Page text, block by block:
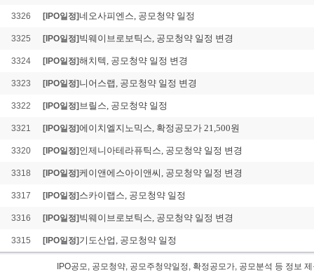
3326 [IPO일정]네오사피엔스, 공모청약 일정
3325 [IPO일정] 빅웨이브로보틱스, 공모청약 일정 변경
3324 [IPO일정]해치텍, 공모청약 일정 변경
3323 [IPO일정] 니어스랩, 공모청약 일정 변경
3322 [IPO일정] 브릴스, 공모청약 일정
3321 [IPO일정]에이치엘지노믹스, 확정공모가 21,500원
3320 [IPO일정] 인제니아테라퓨틱스, 공모청약 일정 변경
3318 [IPO일정] 케이앤에스아이앤씨, 공모청약 일정 변경
3317 [IPO일정] 스카이랩스, 공모청약 일정
3316 [IPO일정] 빅웨이브로보틱스, 공모청약 일정 변경
3315 [IPO일정] 기도산업, 공모청약 일정
IPO공모, 공모청약, 공모주청약일정, 확정공모가, 공모분석 등 정